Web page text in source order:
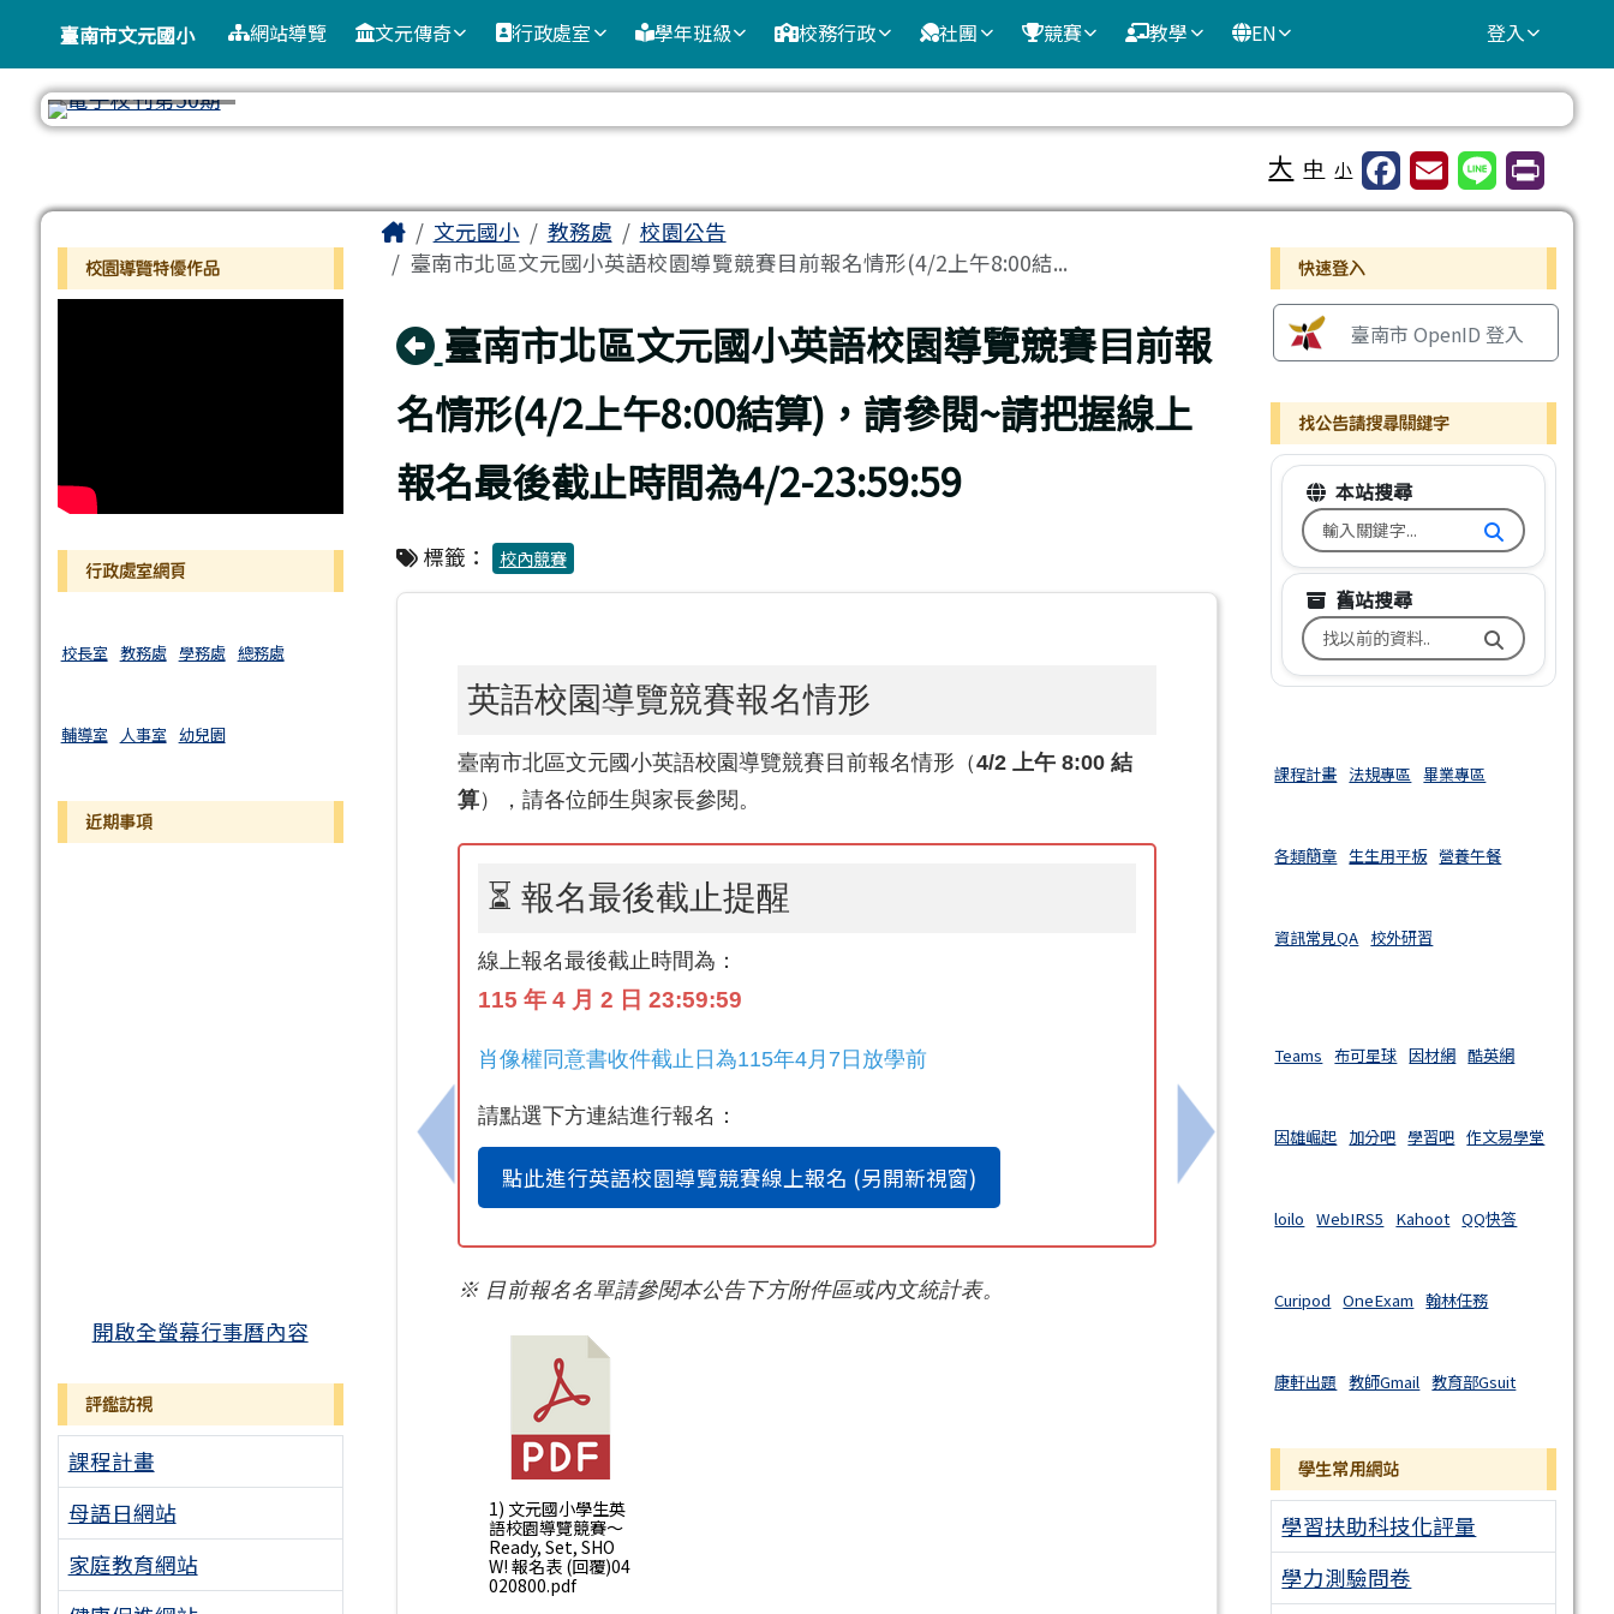
臺南市文元國小
導覽列臺南市文元國小 網站導覽 文元傳奇 行政處室 學年班級 校務行政 社團 競賽 教學 EN 登入
大 中 小
左邊區域內容
校園導覽特優作品
行政處室網頁
校長室 教務處 學務處 總務處
輔導室 人事室 幼兒園
近期事項
開啟全螢幕行事曆內容
評鑑訪視
課程計畫
母語日網站
家庭教育網站
主內容區域
Home文元國小 教務處
校園公告
臺南市北區文元國小英語校園導覽競賽目前報名情形(4/2上午8:00結...
回上頁
臺南市北區文元國小英語校園導覽競賽目前報
名情形(4/2上午8:00結算)，請參閱~請把握線上
報名最後截止時間為4/2-23:59:59
標籤： 校內競賽
上一筆：115學年度第1學期非學校型態個人實驗教育即日開始進行申請
英語校園導覽競賽報名情形
臺南市北區文元國小英語校園導覽競賽目前報名情形（4/2 上午 8:00 結
算），請各位師生與家長參閱。
⏳ 報名最後截止提醒
線上報名最後截止時間為：
115 年 4 月 2 日 23:59:59
肖像權同意書收件截止日為115年4月7日放學前
請點選下方連結進行報名：
點此進行英語校園導覽競賽線上報名 (另開新視窗)
※ 目前報名名單請參閱本公告下方附件區或內文統計表。
1) 文元國小學生英
語校園導覽競賽～
Ready, Set, SHO
W! 報名表 (回覆)04
020800.pdf
下一筆：轉知臺南市教育局辦理「114學年
右邊區域內容
快速登入
臺南市 OpenID 登入
找公告請搜尋關鍵字
本站搜尋
搜尋台南市文元國小全球資訊網
舊站搜尋
搜尋台南市文元國小舊校網關鍵
課程計畫 法規專區 畢業專區
各類簡章 生生用平板 營養午餐
資訊常見QA 校外研習
Teams 布可星球 因材網 酷英網
因雄崛起 加分吧 學習吧 作文易學堂
loilo WebIRS5 Kahoot QQ快答
Curipod OneExam 翰林任務
康軒出題 教師Gmail 教育部Gsuit
學生常用網站
學習扶助科技化評量
學力測驗問卷
頁尾區域